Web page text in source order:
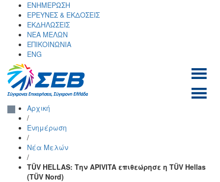
content
ΕΝΗΜΕΡΩΣΗ
ΕΡΕΥΝΕΣ & ΕΚΔΟΣΕΙΣ
ΕΚΔΗΛΩΣΕΙΣ
ΝΕΑ ΜΕΛΩΝ
ΕΠΙΚΟΙΝΩΝΙΑ
ENG
επιχειρήσεων και
βιομηχανιών
Αρχική
/
Ενημέρωση
/
Νέα Μελών
/
TÜV HELLAS: Την APIVITA επιθεώρησε η TÜV Hellas
(TÜV Nord)